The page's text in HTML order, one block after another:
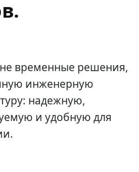
временные решения,
инженерную
надежную,
и удобную для